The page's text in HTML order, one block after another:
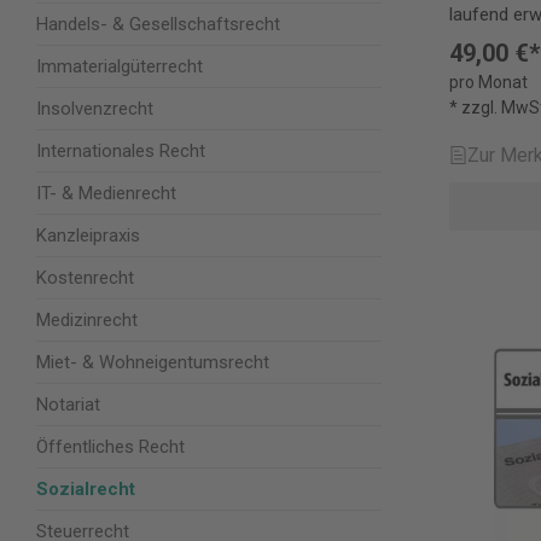
Handels- & Gesellschaftsrecht
Immaterialgüterrecht
Insolvenzrecht
Internationales Recht
IT- & Medienrecht
Kanzleipraxis
Kostenrecht
Medizinrecht
Miet- & Wohneigentumsrecht
Notariat
Öffentliches Recht
Sozialrecht
Steuerrecht
laufend
online:
Erbrecht
finden Sie
jetzt mehr
Vertrag –
Bank- und
Urheber-
49,00 €*
pro Monat
* zzgl.
Zur